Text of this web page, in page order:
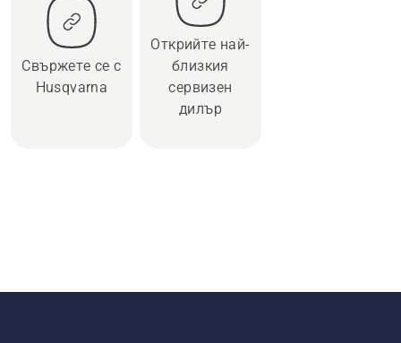
Свържете се с
Husqvarna
Открийте най-
близкия
сервизен
дилър